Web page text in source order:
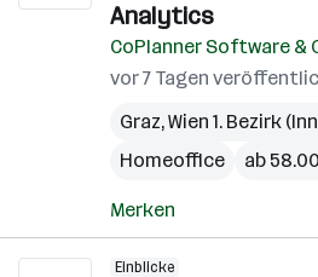
Analytics
CoPlanner Software &
vor 7 Tagen
Graz,Wien 1. Bezirk
Homeoffice
ab
Merken
Einblicke